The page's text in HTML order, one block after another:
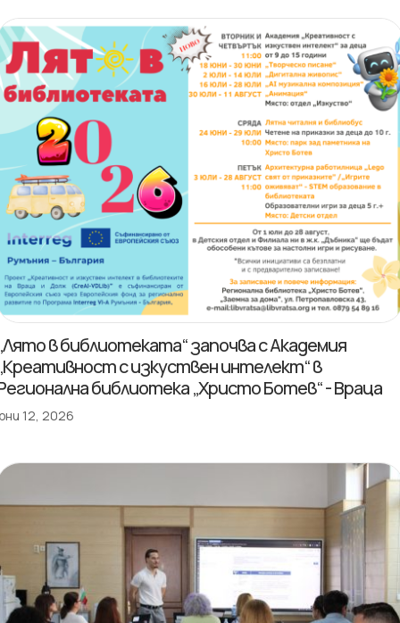
в библиотеката“ започва с Академия
с изкуствен интелект“ в
библиотека „Христо Ботев“ - Враца
12, 2026